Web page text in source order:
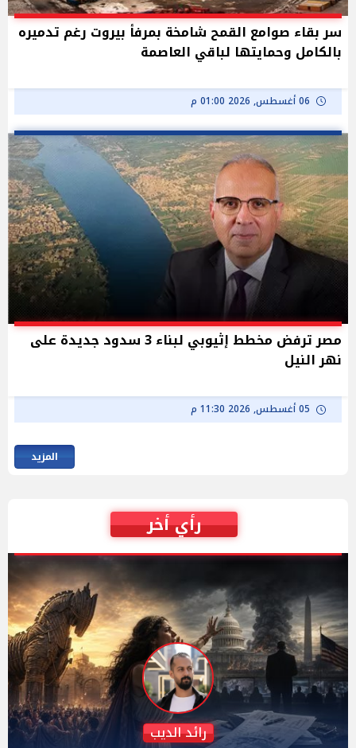
سر بقاء صوامع القمح شامخة بمرفأ بيروت رغم تدميره
بالكامل وحمايتها لباقي العاصمة
06 أغسطس, 2026 01:00 م
مصر ترفض مخطط إثيوبي لبناء 3 سدود جديدة على
نهر النيل
05 أغسطس, 2026 11:30 م
المزيد
رأي أخر
دكتور نزيه الحكيم